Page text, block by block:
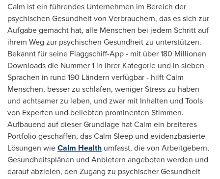
Calm ist ein führendes Unternehmen im Bereich der
psychischen Gesundheit von Verbrauchern, das es sich zur
Aufgabe gemacht hat, alle Menschen bei jedem Schritt auf
ihrem Weg zur psychischen Gesundheit zu unterstützen.
Bekannt für seine Flaggschiff-App - mit über 180 Millionen
Downloads die Nummer 1 in ihrer Kategorie und in sieben
Sprachen in rund 190 Ländern verfügbar - hilft Calm
Menschen, besser zu schlafen, weniger Stress zu haben
und achtsamer zu leben, und zwar mit Inhalten und Tools
von Experten und beliebten prominenten Stimmen.
Aufbauend auf dieser Grundlage hat Calm ein breiteres
Portfolio geschaffen, das Calm Sleep und evidenzbasierte
Lösungen wieCalm Health umfasst, die von Arbeitgebern,
Gesundheitsplänen und Anbietern angeboten werden und
darauf abzielen, den Zugang zu psychischer Gesundheit